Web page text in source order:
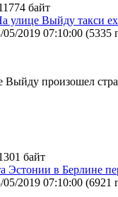
байт
Выйду такси
05/2019 07:10:00 (5335
Выйду произошел
байт
Эстонии в Берлине
05/2019 07:10:00 (6921